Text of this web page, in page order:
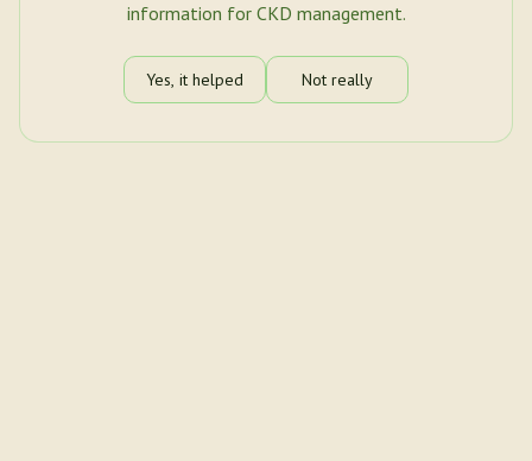
information for CKD management.
Yes, it helped Not really